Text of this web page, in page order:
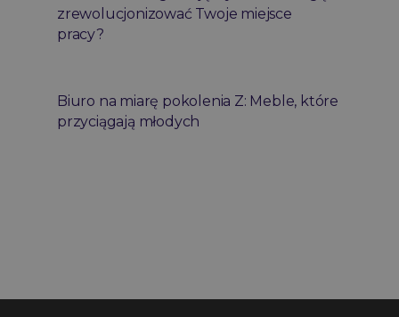
zrewolucjonizować Twoje miejsce
pracy?
Biuro na miarę pokolenia Z: Meble, które
przyciągają młodych